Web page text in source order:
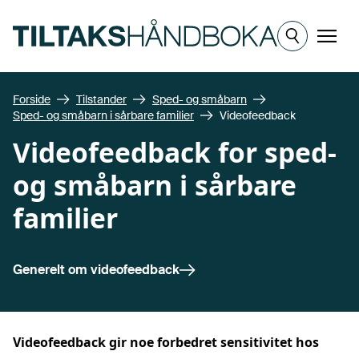
Meny
Forside Tilstander
Sped- og småbarn
Sped- og småbarn i sårbare familier
Videofeedback
Videofeedback for sped-
og småbarn i sårbare
familier
Generelt om videofeedback
Videofeedback gir noe forbedret sensitivitet hos